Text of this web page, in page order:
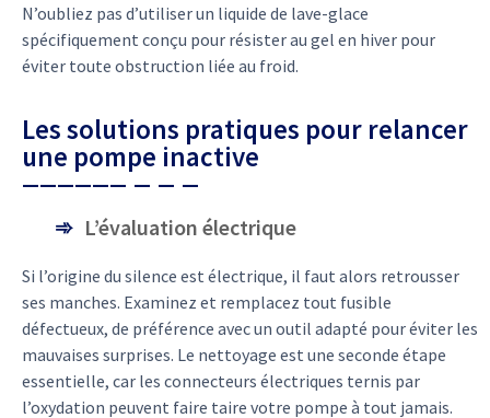
N’oubliez pas d’utiliser un liquide de lave-glace
spécifiquement conçu pour résister au gel en hiver pour
éviter toute obstruction liée au froid.
Les solutions pratiques pour relancer
une pompe inactive
L’évaluation électrique
Si l’origine du silence est électrique, il faut alors retrousser
ses manches. Examinez et remplacez tout fusible
défectueux, de préférence avec un outil adapté pour éviter les
mauvaises surprises. Le nettoyage est une seconde étape
essentielle, car les connecteurs électriques ternis par
l’oxydation peuvent faire taire votre pompe à tout jamais.